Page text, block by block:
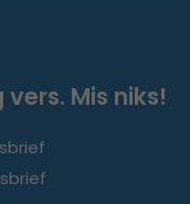
Mis niks!